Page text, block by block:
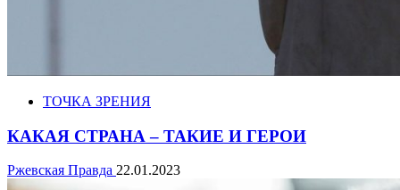
ТОЧКА ЗРЕНИЯ
КАКАЯ СТРАНА – ТАКИЕ И ГЕРОИ
Ржевская Правда 22.01.2023